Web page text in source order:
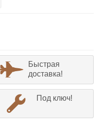
Быстрая
доставка!
Под ключ!